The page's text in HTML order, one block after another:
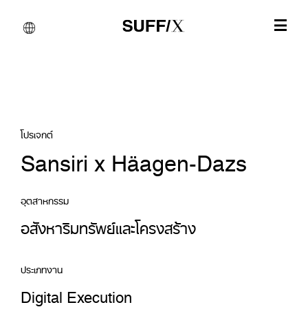
โปรเจกต์
Sansiri x Häagen-Dazs
อุตสาหกรรม
อสังหาริมทรัพย์และโครงสร้าง
ประเภทงาน
Digital Execution